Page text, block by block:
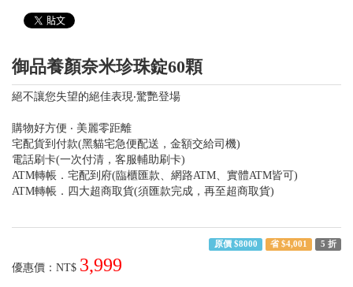
御品養顏奈米珍珠錠60顆
絕不讓您失望的絕佳表現‧驚艷登場
購物好方便 ‧ 美麗零距離
宅配貨到付款(黑貓宅急便配送，金額交給司機)
電話刷卡(一次付清，客服輔助刷卡)
ATM轉帳．宅配到府(臨櫃匯款、網路ATM、實體ATM皆可)
ATM轉帳．四大超商取貨(須匯款完成，再至超商取貨)
原價 $8000 省 $4,001 5 折
優惠價：NT$ 3,999